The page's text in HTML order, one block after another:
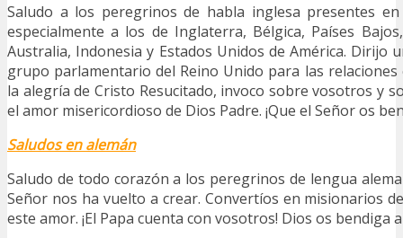
Saludo a los peregrinos de habla inglesa presentes
especialmente a los de Inglaterra, Bélgica, Países
Australia, Indonesia y Estados Unidos de América. Dirijo
grupo parlamentario del Reino Unido para las relaciones
la alegría de Cristo Resucitado, invoco sobre vosotros y
el amor misericordioso de Dios Padre. ¡Que el Señor os
Saludos en alemán
Saludo de todo corazón a los peregrinos de lengua
Señor nos ha vuelto a crear. Convertíos en misionarios
este amor. ¡El Papa cuenta con vosotros! Dios os bendiga